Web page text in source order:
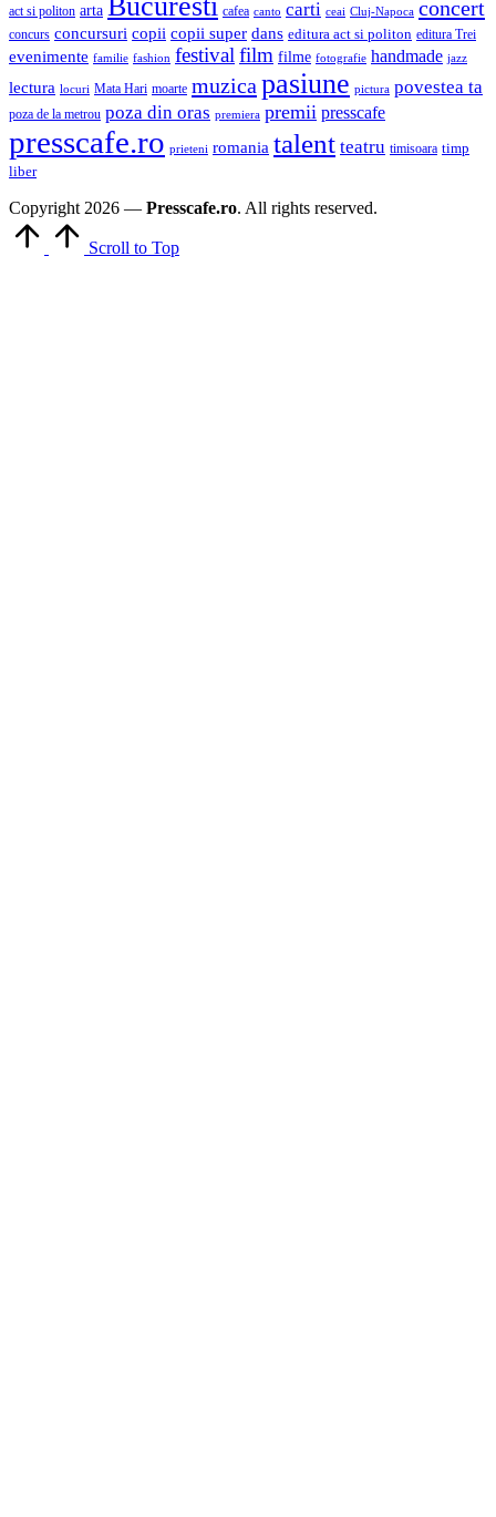
act si politon arta cafea canto carti ceai Cluj-Napoca concert
concurs concursuri copii copii super dans editura act si politon editura Trei
evenimente familie fashion festival film filme fotografie handmade jazz
lectura locuri Mata Hari moarte muzica pasiune pictura povestea ta
poza de la metrou poza din oras premiera premii presscafe
presscafe.ro prieteni romania talent teatru timisoara timp
liber
Copyright 2026 — Presscafe.ro. All rights reserved.
Scroll to Top